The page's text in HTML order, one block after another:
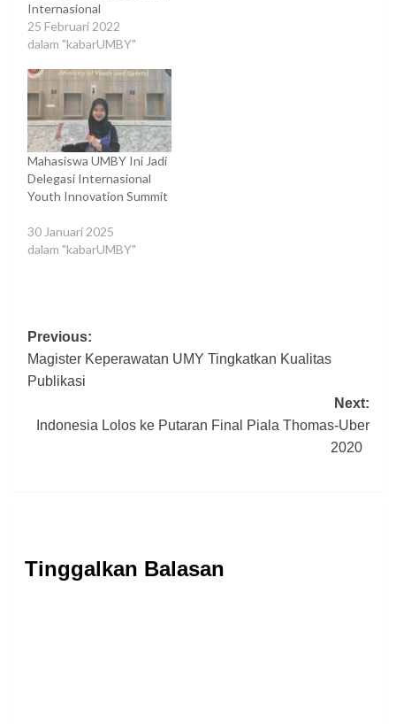
Internasional
25 Februari 2022
dalam "kabarUMBY"
Mahasiswa UMBY Ini Jadi
Delegasi Internasional
Youth Innovation Summit
30 Januari 2025
dalam "kabarUMBY"
Post
navigation
Previous:
Magister Keperawatan UMY Tingkatkan Kualitas
Publikasi
Next:
Indonesia Lolos ke Putaran Final Piala Thomas-Uber
2020
Tinggalkan Balasan